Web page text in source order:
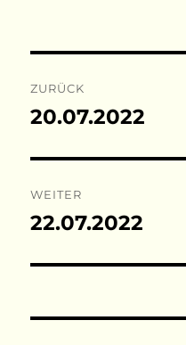
ZURÜCK
Vorheriger
20.07.2022
WEITER
Nächster
22.07.2022